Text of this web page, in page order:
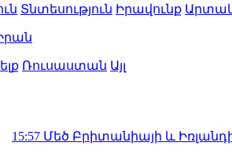
Տնտեսություն Իրավունք
Ռուսաստան Այլ
Բրիտանիայի և Իռլանդիայի